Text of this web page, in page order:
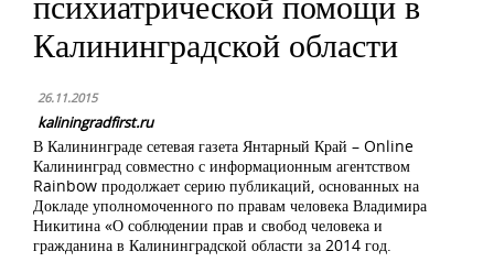
Калининградской области
26.11.2015
kaliningradfirst.ru
В Калининграде сетевая газета Янтарный Край – Online
Калининград совместно с информационным агентством
Rainbow продолжает серию публикаций, основанных на
Докладе уполномоченного по правам человека Владимира
Никитина «О соблюдении прав и свобод человека и
гражданина в Калининградской области за 2014 год.